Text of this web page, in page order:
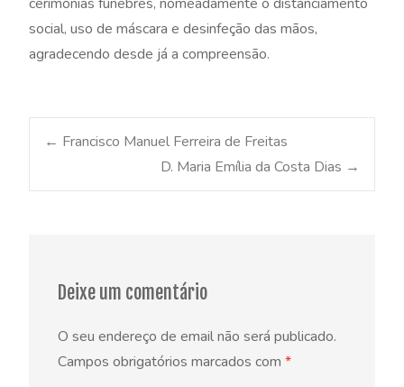
social, uso de máscara e desinfeção das mãos,
agradecendo desde já a compreensão.
Post
← Francisco Manuel Ferreira de Freitas
D. Maria Emília da Costa Dias →
Deixe um comentário
O seu endereço de email não será publicado.
Campos obrigatórios marcados com *